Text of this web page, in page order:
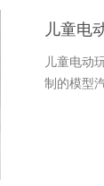
儿童电
儿童电动
制的模型